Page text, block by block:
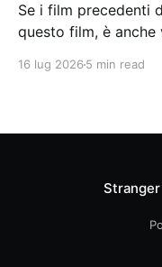
Se i film precedenti
questo film, è anche
16 lug 2026 5 min read
Stranger